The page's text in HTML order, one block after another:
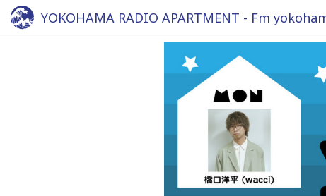
YOKOHAMA RADIO APARTMENT - Fm